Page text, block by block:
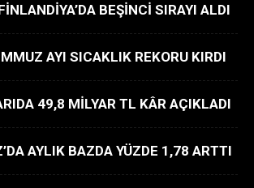
BEŞİNCİ SIRAYI ALDI
AYI SICAKLIK REKORU KIRDI
49,8 MİLYAR TL KÂR AÇIKLADI
AYLIK BAZDA YÜZDE 1,78 ARTTI